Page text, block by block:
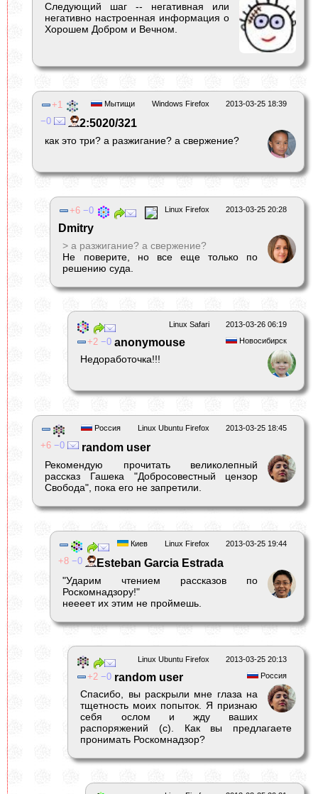
Следующий шаг -- негативная или
негативно настроенная информация о
Хорошем Добром и Вечном.
2013-03-25 18:39
Windows Firefox
Мытищи
1
0
2:5020/321
как это три? а разжигание? а свержение?
2013-03-25 20:28
Linux Firefox
6 0
Dmitry
> а разжигание? а свержение?
Не поверите, но все еще только по
решению суда.
2013-03-26 06:19
Linux Safari
Новосибирск
2 0 anonymouse
Недоработочка!!!
2013-03-25 18:45
Linux Ubuntu Firefox
Россия
6 0 random user
Рекомендую прочитать великолепный
рассказ Гашека "Добросовестный цензор
Свобода", пока его не запретили.
2013-03-25 19:44
Linux Firefox
Киев
8 0 Esteban Garcia Estrada
"Ударим чтением рассказов по
Роскомнадзору!"
неееет их этим не проймешь.
2013-03-25 20:13
Linux Ubuntu Firefox
Россия
2 0 random user
Спасибо, вы раскрыли мне глаза на
тщетность моих попыток. Я признаю
себя ослом и жду ваших
распоряжений (с). Как вы предлагаете
пронимать Роскомнадзор?